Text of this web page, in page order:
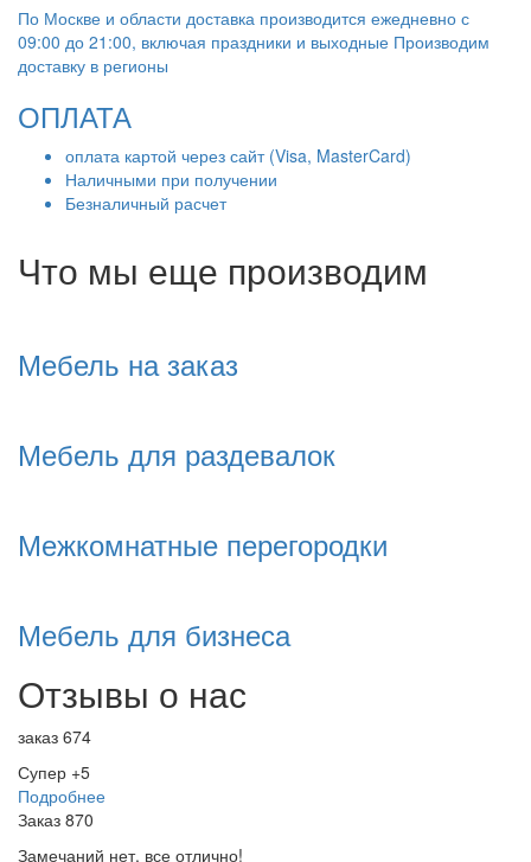
По Москве и области доставка производится ежедневно с
09:00 до 21:00, включая праздники и выходные Производим
доставку в регионы
ОПЛАТА
оплата картой через сайт (Visa, MasterCard)
Наличными при получении
Безналичный расчет
Что мы еще производим
Мебель на заказ
Мебель для раздевалок
Межкомнатные перегородки
Мебель для бизнеса
Отзывы о нас
заказ 674
Супер +5
Подробнее
Заказ 870
Замечаний нет, все отлично!